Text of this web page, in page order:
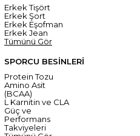
Erkek Tişört
Erkek Şort
Erkek Eşofman
Erkek Jean
Tümünü Gör
SPORCU BESİNLERİ
Protein Tozu
Amino Asit
(BCAA)
L Karnitin ve CLA
Güç ve
Performans
Takviyeleri